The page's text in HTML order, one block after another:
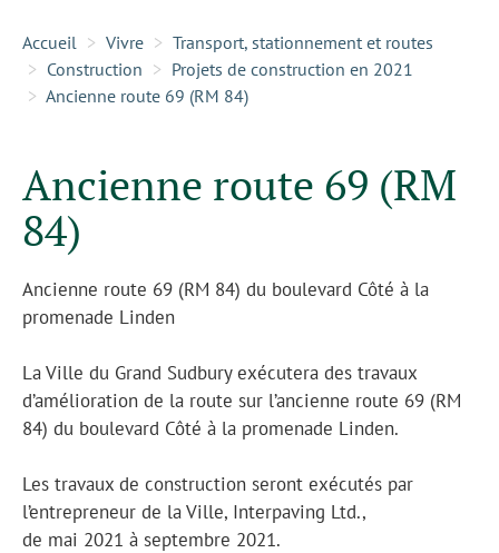
Accueil Vivre
Transport, stationnement et routes
Construction
Projets de construction en 2021
Ancienne route 69 (RM 84)
Ancienne route 69 (RM
84)
Ancienne route 69 (RM 84) du boulevard Côté à la
promenade Linden
La Ville du Grand Sudbury exécutera des travaux
d’amélioration de la route sur l’ancienne route 69 (RM
84) du boulevard Côté à la promenade Linden.
Les travaux de construction seront exécutés par
l’entrepreneur de la Ville, Interpaving Ltd.,
de mai 2021 à septembre 2021.